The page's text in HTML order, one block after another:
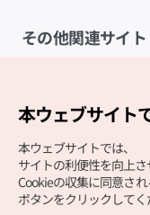
その他関連サイト
本ウェブサイト
本ウェブサイトでは、
サイトの利便性を向上さ
Cookieの収集に同意され
ボタンをクリックしてく